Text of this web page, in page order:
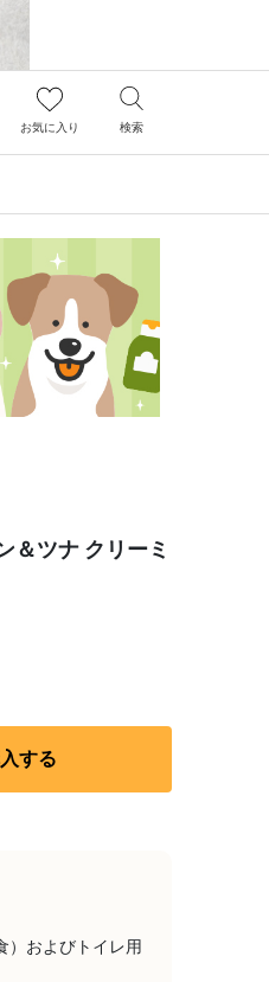
お気に入り 検索
＆ツナ クリーミ
する
）およびトイレ用